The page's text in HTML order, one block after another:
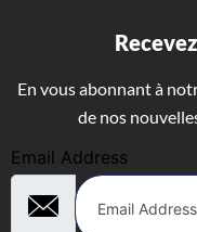
En vous abonnant à
de nos
Email Address